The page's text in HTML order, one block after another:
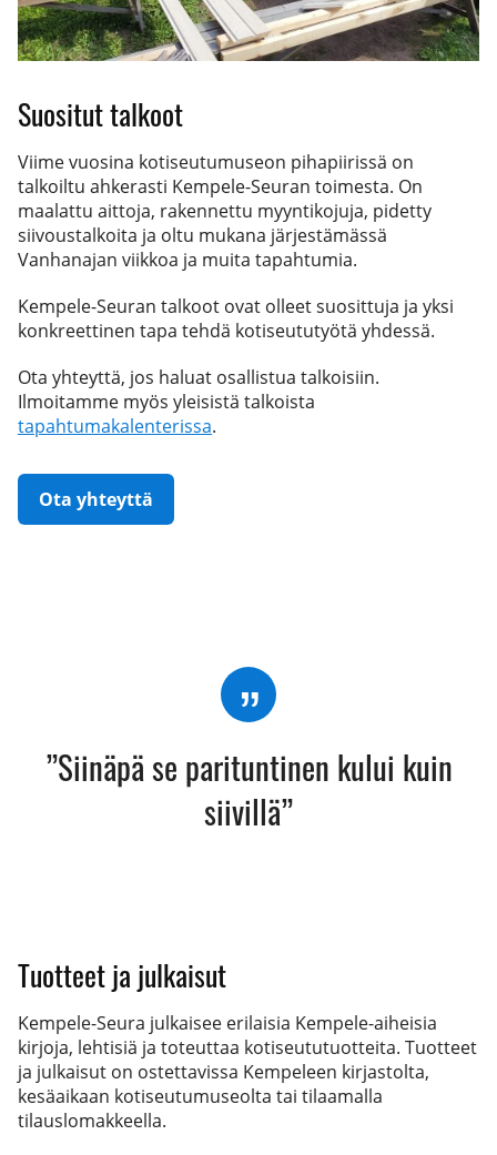
Suositut talkoot
Viime vuosina kotiseutumuseon pihapiirissä on
talkoiltu ahkerasti Kempele-Seuran toimesta. On
maalattu aittoja, rakennettu myyntikojuja, pidetty
siivoustalkoita ja oltu mukana järjestämässä
Vanhanajan viikkoa ja muita tapahtumia.
Kempele-Seuran talkoot ovat olleet suosittuja ja yksi
konkreettinen tapa tehdä kotiseututyötä yhdessä.
Ota yhteyttä, jos haluat osallistua talkoisiin.
Ilmoitamme myös yleisistä talkoista
tapahtumakalenterissa.
Ota yhteyttä
”Siinäpä se parituntinen kului kuin
siivillä”
Tuotteet ja julkaisut
Kempele-Seura julkaisee erilaisia Kempele-aiheisia
kirjoja, lehtisiä ja toteuttaa kotiseututuotteita. Tuotteet
ja julkaisut on ostettavissa Kempeleen kirjastolta,
kesäaikaan kotiseutumuseolta tai tilaamalla
tilauslomakkeella.